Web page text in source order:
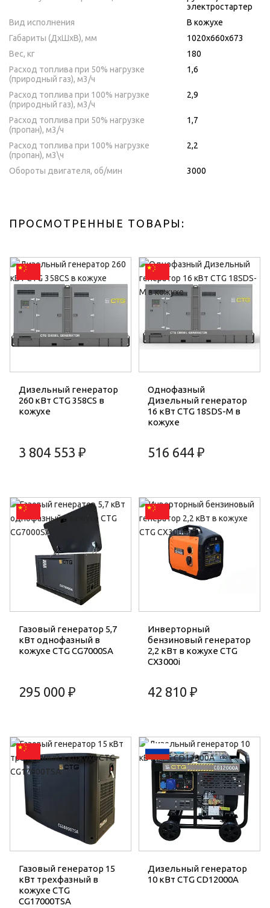
электростартер
Вид исполнения
В кожухе
Габариты (ДхШхВ), мм
1020х660х673
Вес, кг
180
Расход топлива при 50% нагрузке
(природный газ), м3/ч
1,6
Расход топлива при 100% нагрузке
(природный газ), м3/ч
2,9
Расход топлива при 50% нагрузке
(пропан), м3/ч
1,7
Расход топлива при 100% нагрузке
(пропан), м3\ч
2,2
Обороты двигателя, об/мин 3000
ПРОСМОТРЕННЫЕ ТОВАРЫ:
Дизельный генератор
260 кВт CTG 358CS в
кожухе
3 804 553 ₽
Однофазный
Дизельный генератор
16 кВт CTG 18SDS-M в
кожухе
516 644 ₽
Газовый генератор 5,7
кВт однофазный в
кожухе CTG CG7000SA
295 000 ₽
Инверторный
бензиновый генератор
2,2 кВт в кожухе CTG
CX3000i
42 810 ₽
Газовый генератор 15
кВт трехфазный в
кожухе CTG
CG17000TSA
Дизельный генератор
10 кВт CTG CD12000A